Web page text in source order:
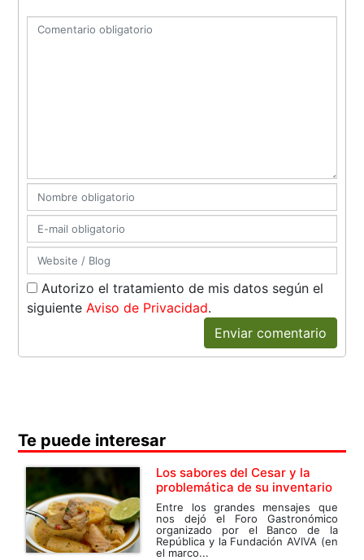
Autorizo el tratamiento de mis datos según el
siguiente Aviso de Privacidad.
Enviar comentario
Te puede interesar
Los sabores del Cesar y la
problemática de su inventario
Entre los grandes mensajes que
nos dejó el Foro Gastronómico
organizado por el Banco de la
República y la Fundación AVIVA (en
el marco...